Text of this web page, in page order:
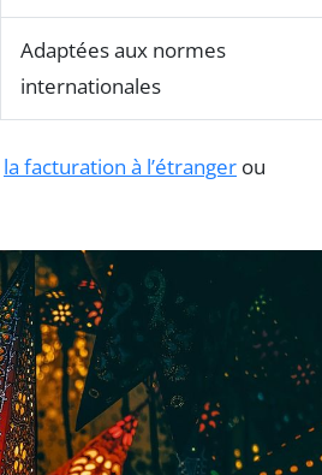
Adaptées aux normes
internationales
la facturation à l’étranger ou